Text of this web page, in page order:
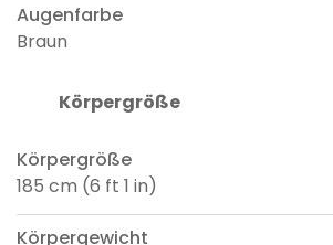
Augenfarbe
Braun
Körpergröße
Körpergröße
185 cm (6 ft 1 in)
Körpergewicht